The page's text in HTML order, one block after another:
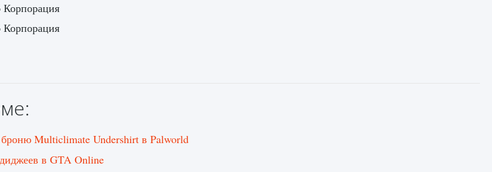
Корпорация
Корпорация
Multiclimate Undershirt в Palworld
в GTA Online